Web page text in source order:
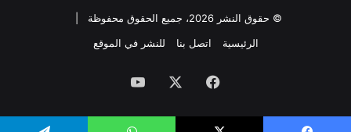
© حقوق النشر 2026، جميع الحقوق محفوظة |
الرئيسية
اتصل بنا للنشر في الموقع
فيسبوك